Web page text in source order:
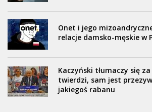
Onet i jego
relacje damsko-męskie w
Kaczyński tłumaczy się za
twierdzi, sam jest
jakiegoś rabanu